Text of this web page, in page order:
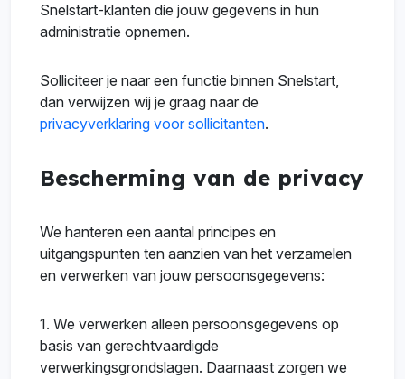
Snelstart-klanten die jouw gegevens in hun
administratie opnemen.
Solliciteer je naar een functie binnen Snelstart,
dan verwijzen wij je graag naar de
privacyverklaring voor sollicitanten.
Bescherming van de privacy
We hanteren een aantal principes en
uitgangspunten ten aanzien van het verzamelen
en verwerken van jouw persoonsgegevens:
1. We verwerken alleen persoonsgegevens op
basis van gerechtvaardigde
verwerkingsgrondslagen. Daarnaast zorgen we